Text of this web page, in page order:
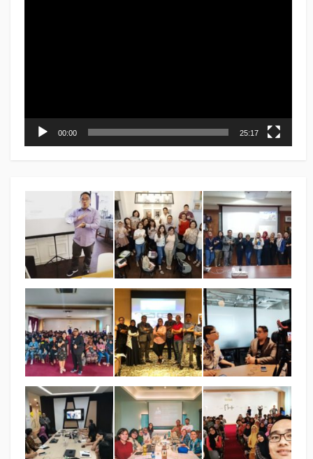
00:00 25:17